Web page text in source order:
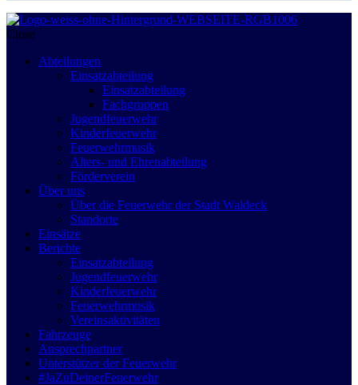
Close
Abteilungen
Einsatzabteilung
Einsatzabteilung
Fachgruppen
Jugendfeuerwehr
Kinderfeuerwehr
Feuerwehrmusik
Alters- und Ehrenabteilung
Förderverein
Über uns
Über die Feuerwehr der Stadt Waldeck
Standorte
Einsätze
Berichte
Einsatzabteilung
Jugendfeuerwehr
Kinderfeuerwehr
Feuerwehrmusik
Vereinsaktivitäten
Fahrzeuge
Ansprechpartner
Unterstützer der Feuerwehr
#JaZuDeinerFeuerwehr